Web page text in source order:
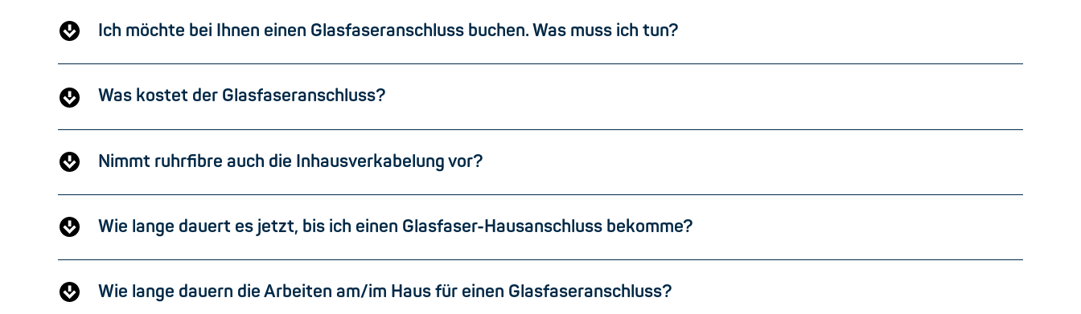
Ich möchte bei Ihnen einen Glasfaseranschluss buchen. Was muss ich tun?
Was kostet der Glasfaseranschluss?
Nimmt ruhrfibre auch die Inhausverkabelung vor?
Wie lange dauert es jetzt, bis ich einen Glasfaser-Hausanschluss bekomme?
Wie lange dauern die Arbeiten am/im Haus für einen Glasfaseranschluss?